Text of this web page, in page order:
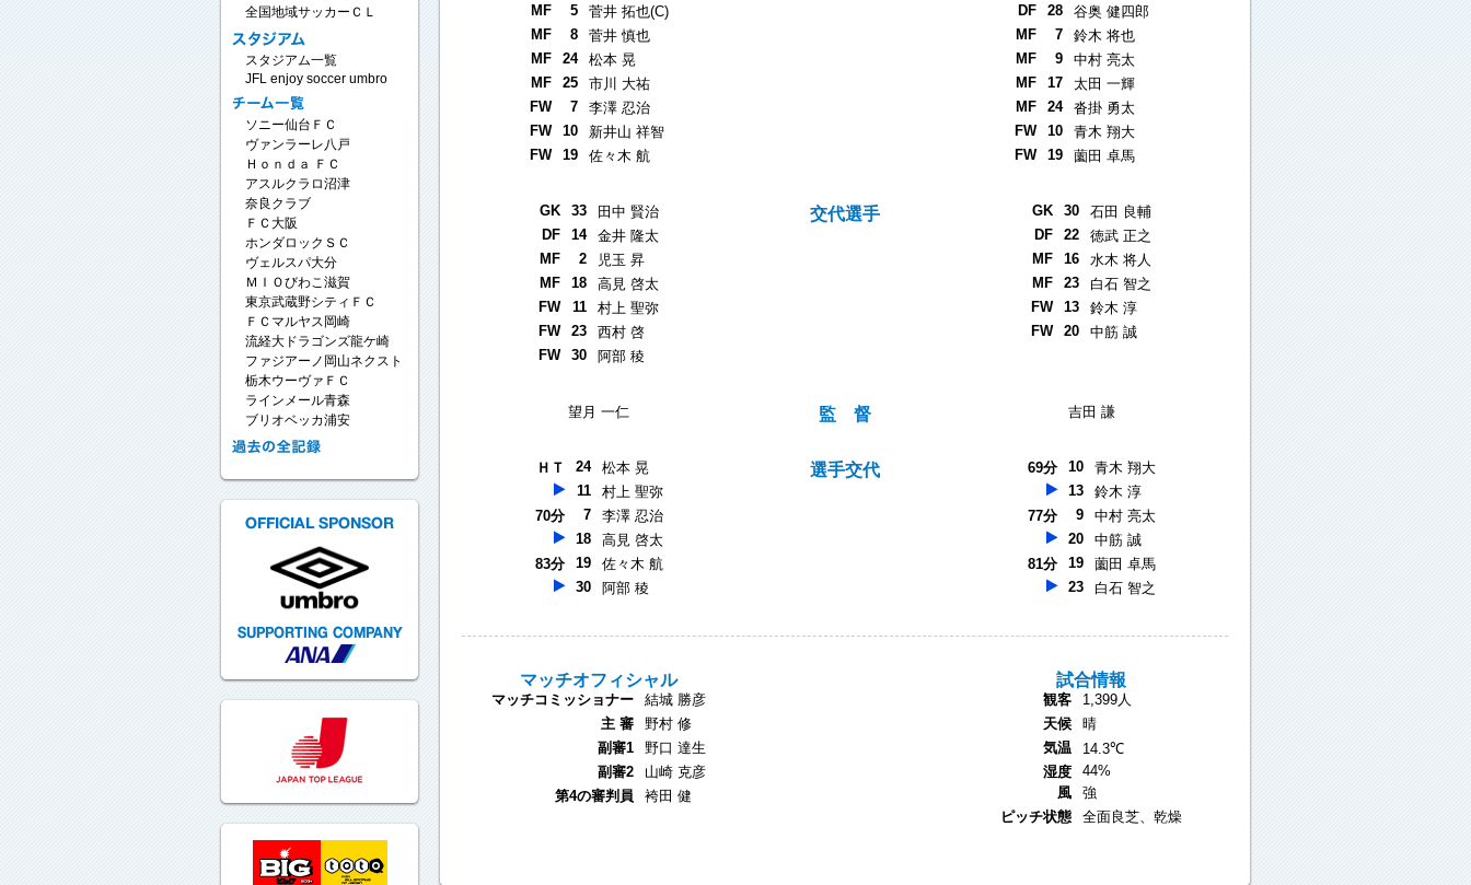
MF
5
菅井 拓也(C)
MF
8
菅井 慎也
MF
24
松本 晃
MF
25
市川 大祐
FW
7
李澤 忍治
FW
10
新井山 祥智
FW
19 佐々木 航
DF
28
谷奥 健四郎
MF
7
鈴木 将也
MF
9
中村 亮太
MF
17
太田 一輝
MF
24
沓掛 勇太
FW
10
青木 翔大
FW
19 薗田 卓馬
交代選手
GK 33
田中 賢治
DF
14
金井 隆太
MF
2
児玉 昇
MF
18
高見 啓太
FW
11
村上 聖弥
FW
23
西村 啓
FW
30 阿部 稜
GK 30
石田 良輔
DF
22
徳武 正之
MF
16
水木 将人
MF
23
白石 智之
FW
13
鈴木 淳
FW
20 中筋 誠
監 督
望月 一仁 吉田 謙
選手交代
ＨＴ 24
松本 晃
11
村上 聖弥
70分
7
李澤 忍治
18
高見 啓太
83分
19
佐々木 航
30
阿部 稜
69分 10
青木 翔大
13
鈴木 淳
77分
9
中村 亮太
20
中筋 誠
81分
19
薗田 卓馬
23
白石 智之
マッチオフィシャル
マッチコミッショナー
結城 勝彦
主 審
野村 修
副審1
野口 達生
副審2
山崎 克彦
第4の審判員
袴田 健
試合情報
観客
1,399人
天候
晴
気温
14.3℃
湿度
44%
風
強
ピッチ状態
全面良芝、乾燥
全国地域サッカーＣＬ
スタジアム一覧
JFL enjoy soccer umbro
ソニー仙台ＦＣ
ヴァンラーレ八戸
Ｈｏｎｄａ ＦＣ
アスルクラロ沼津
奈良クラブ
ＦＣ大阪
ホンダロックＳＣ
ヴェルスパ大分
ＭＩＯびわこ滋賀
東京武蔵野シティＦＣ
ＦＣマルヤス岡崎
流経大ドラゴンズ龍ケ崎
ファジアーノ岡山ネクスト
栃木ウーヴァＦＣ
ラインメール青森
ブリオベッカ浦安